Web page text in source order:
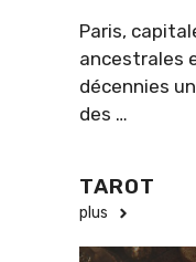
Paris,
ancestrales
décennies
des …
TAROT
plus